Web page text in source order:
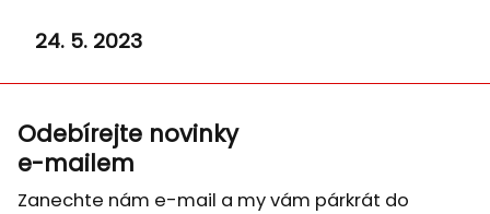
24. 5. 2023
Odebírejte novinky
e-mailem
Zanechte nám e-mail a my vám párkrát do